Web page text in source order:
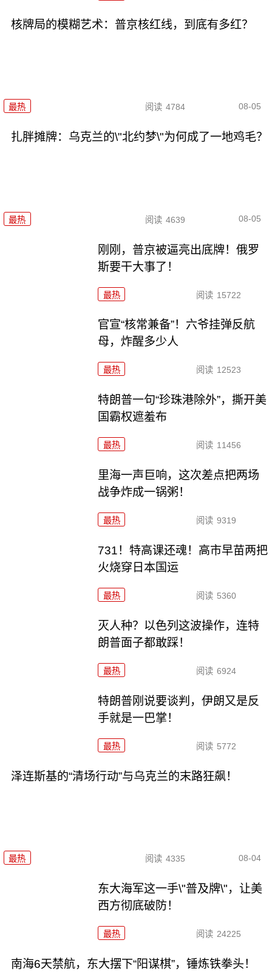
核牌局的模糊艺术：普京核红线，到底有多红？
最热 阅读 4784 08-05
扎胖摊牌：乌克兰的\"北约梦\"为何成了一地鸡毛？
最热 阅读 4639 08-05
刚刚，普京被逼亮出底牌！俄罗
斯要干大事了！
最热 阅读 15722
官宣“核常兼备”！六爷挂弹反航
母，炸醒多少人
最热 阅读 12523
特朗普一句“珍珠港除外”，撕开美
国霸权遮羞布
最热 阅读 11456
里海一声巨响，这次差点把两场
战争炸成一锅粥！
最热 阅读 9319
731！特高课还魂！高市早苗两把
火烧穿日本国运
最热 阅读 5360
灭人种？以色列这波操作，连特
朗普面子都敢踩！
最热 阅读 6924
特朗普刚说要谈判，伊朗又是反
手就是一巴掌！
最热 阅读 5772
泽连斯基的“清场行动”与乌克兰的末路狂飙！
最热 阅读 4335 08-04
东大海军这一手\"普及牌\"，让美
西方彻底破防！
最热 阅读 24225
南海6天禁航，东大摆下“阳谋棋”，锤炼铁拳头！